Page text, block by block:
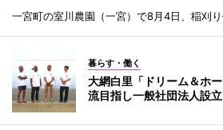
一宮町の室川農園（一宮）で8月4日、稲刈り
暮らす・働く
大網白里「ドリーム＆ホ
流目指し一般社団法人設立